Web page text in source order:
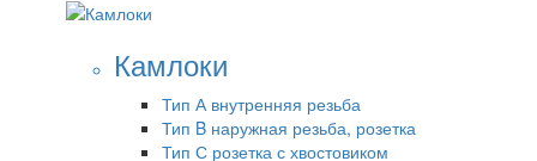
Камлоки
Тип А внутренняя резьба
Тип B наружная резьба, розетка
Тип С розетка с хвостовиком